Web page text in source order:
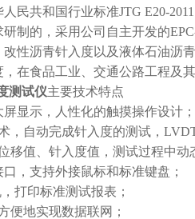
民共和国行业标准JTG E20-
制的，采用公司自主开发的
性沥青针入度以及液体石油沥
在食品工业、交通公路工程及
测试仪主要技术特点
显示，人性化的触摸操作设计；
，自动完成针入度的测试，
移值、针入度值，测试过程中
，支持外接鼠标和标准键盘；
打印标准测试报表；
便地实现数据联网；